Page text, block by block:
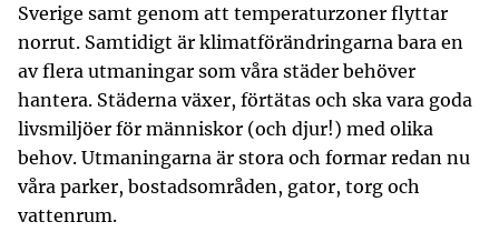
Sverige samt genom att temperaturzoner flyttar
norrut. Samtidigt är klimatförändringarna bara en
av flera utmaningar som våra städer behöver
hantera. Städerna växer, förtätas och ska vara goda
livsmiljöer för människor (och djur!) med olika
behov. Utmaningarna är stora och formar redan nu
våra parker, bostadsområden, gator, torg och
vattenrum.